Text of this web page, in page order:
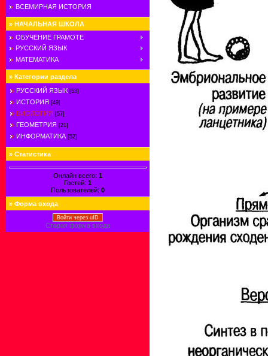
ВСЕМИРНАЯ ИСТОРИЯ
» НАЧАЛЬНАЯ ШКОЛА
ОБУЧЕНИЕ ГРАМОТЕ
РУССКИЙ ЯЗЫК
МАТЕМАТИКА
» Категории раздела
РУССКИЙ ЯЗЫК [53]
ИСТОРИЯ [49]
БИОЛОГИЯ [57]
ГЕОМЕТРИЯ [21]
ИНФОРМАТИКА [52]
» Статистика
Онлайн всего: 1
Гостей: 1
Пользователей: 0
» Форма входа
Войти через uID
Старая форма входа